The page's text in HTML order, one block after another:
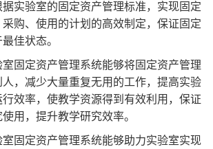
实验室的固定资产管理标准，实现固定
购、使用的计划的高效制定，保证固定
佳状态。
固定资产管理系统能够将固定资产管理
，减少大量重复无用的工作，提高实验
效率，使教学资源得到有效利用，保证
用，提升教学研究效率。
固定资产管理系统能够助力实验室实现